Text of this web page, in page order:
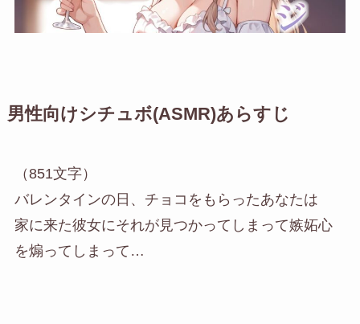
男性向けシチュボ(ASMR)あらすじ
（851文字）
バレンタインの日、チョコをもらったあなたは
家に来た彼女にそれが見つかってしまって嫉妬心
を煽ってしまって…